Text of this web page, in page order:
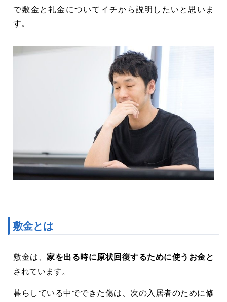
で敷金と礼金についてイチから説明したいと思いま
す。
敷金とは
敷金は、家を出る時に原状回復するために使うお金と
されています。
暮らしている中でできた傷は、次の入居者のために修